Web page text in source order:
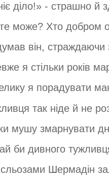
діло!» - страшно й
може? Хто добром
він,
я стільки років
я порадувати
так ніде й не
мушу змарнувати
би дивного
сльозами Шермадін